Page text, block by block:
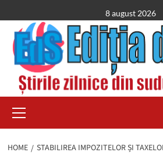
to
content
8 august 2026
Menu
HOME
STABILIREA IMPOZITELOR ȘI